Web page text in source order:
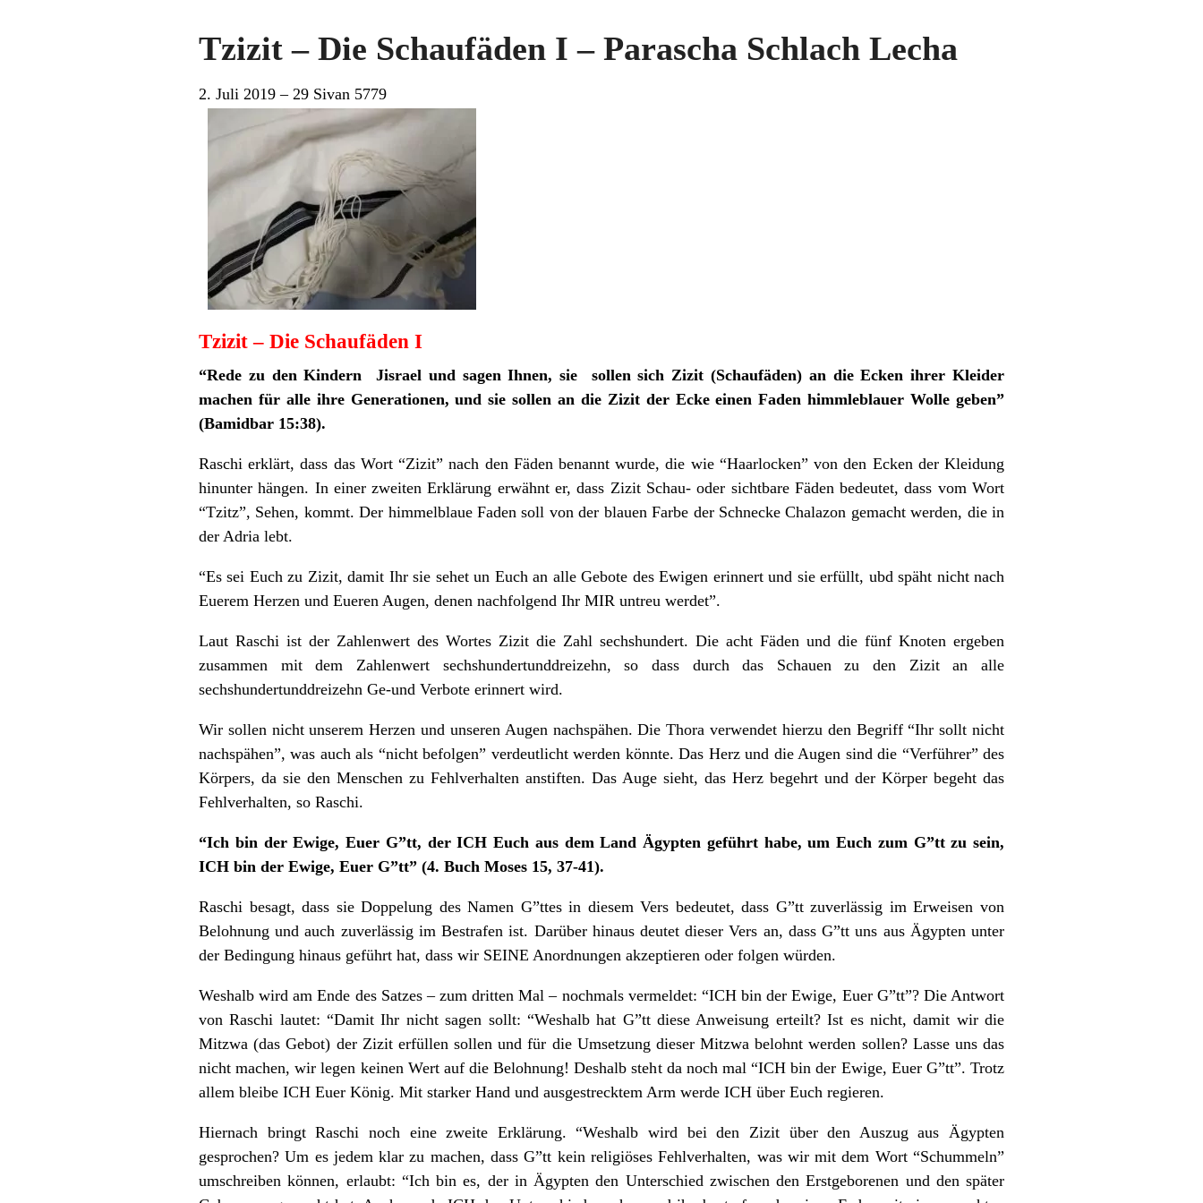
Tzizit – Die Schaufäden I – Parascha Schlach Lecha
2. Juli 2019 – 29 Sivan 5779
Tzizit – Die Schaufäden I
“Rede zu den Kindern Jisrael und sagen Ihnen, sie sollen sich Zizit (Schaufäden) an die Ecken ihrer Kleider
machen für alle ihre Generationen, und sie sollen an die Zizit der Ecke einen Faden himmleblauer Wolle geben”
(Bamidbar 15:38).
Raschi erklärt, dass das Wort “Zizit” nach den Fäden benannt wurde, die wie “Haarlocken” von den Ecken der Kleidung
hinunter hängen. In einer zweiten Erklärung erwähnt er, dass Zizit Schau- oder sichtbare Fäden bedeutet, dass vom Wort
“Tzitz”, Sehen, kommt. Der himmelblaue Faden soll von der blauen Farbe der Schnecke Chalazon gemacht werden, die in
der Adria lebt.
“Es sei Euch zu Zizit, damit Ihr sie sehet un Euch an alle Gebote des Ewigen erinnert und sie erfüllt, ubd späht nicht nach
Euerem Herzen und Eueren Augen, denen nachfolgend Ihr MIR untreu werdet”.
Laut Raschi ist der Zahlenwert des Wortes Zizit die Zahl sechshundert. Die acht Fäden und die fünf Knoten ergeben
zusammen mit dem Zahlenwert sechshundertunddreizehn, so dass durch das Schauen zu den Zizit an alle
sechshundertunddreizehn Ge-und Verbote erinnert wird.
Wir sollen nicht unserem Herzen und unseren Augen nachspähen. Die Thora verwendet hierzu den Begriff “Ihr sollt nicht
nachspähen”, was auch als “nicht befolgen” verdeutlicht werden könnte. Das Herz und die Augen sind die “Verführer” des
Körpers, da sie den Menschen zu Fehlverhalten anstiften. Das Auge sieht, das Herz begehrt und der Körper begeht das
Fehlverhalten, so Raschi.
“Ich bin der Ewige, Euer G”tt, der ICH Euch aus dem Land Ägypten geführt habe, um Euch zum G”tt zu sein,
ICH bin der Ewige, Euer G”tt” (4. Buch Moses 15, 37-41).
Raschi besagt, dass sie Doppelung des Namen G”ttes in diesem Vers bedeutet, dass G”tt zuverlässig im Erweisen von
Belohnung und auch zuverlässig im Bestrafen ist. Darüber hinaus deutet dieser Vers an, dass G”tt uns aus Ägypten unter
der Bedingung hinaus geführt hat, dass wir SEINE Anordnungen akzeptieren oder folgen würden.
Weshalb wird am Ende des Satzes – zum dritten Mal – nochmals vermeldet: “ICH bin der Ewige, Euer G”tt”? Die Antwort
von Raschi lautet: “Damit Ihr nicht sagen sollt: “Weshalb hat G”tt diese Anweisung erteilt? Ist es nicht, damit wir die
Mitzwa (das Gebot) der Zizit erfüllen sollen und für die Umsetzung dieser Mitzwa belohnt werden sollen? Lasse uns das
nicht machen, wir legen keinen Wert auf die Belohnung! Deshalb steht da noch mal “ICH bin der Ewige, Euer G”tt”. Trotz
allem bleibe ICH Euer König. Mit starker Hand und ausgestrecktem Arm werde ICH über Euch regieren.
Hiernach bringt Raschi noch eine zweite Erklärung. “Weshalb wird bei den Zizit über den Auszug aus Ägypten
gesprochen? Um es jedem klar zu machen, dass G”tt kein religiöses Fehlverhalten, was wir mit dem Wort “Schummeln”
umschreiben können, erlaubt: “Ich bin es, der in Ägypten den Unterschied zwischen den Erstgeborenen und den später